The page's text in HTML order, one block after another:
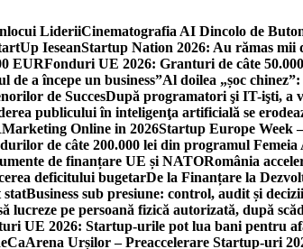
LideriiCinematografia AI Dincolo de
IeseanStartup Nation 2026: Au rămas mii
EURFonduri UE 2026: Granturi de câte
de a începe un business”Al doilea „șoc
de SuccesDupă programatori şi IT-işti, a
publicului în inteligenţa artificială se
Marketing Online in 2026Startup Europe Week
de câte 200.000 lei din programul
de finanțare UE și NATORomânia
deficitului bugetarDe la Finanțare la
statBusiness sub presiune: control, audit și
lucreze pe persoană fizică autorizată, după
UE 2026: Startup-urile pot lua bani pentru
Arena Urșilor – Preaccelerare Startup-uri